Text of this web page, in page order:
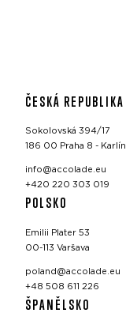
ČESKÁ REPUBLIKA
Sokolovská 394/17
186 00 Praha 8 - Karlín
info@accolade.eu
+420 220 303 019
POLSKO
Emilii Plater 53
00-113 Varšava
poland@accolade.eu
+48 508 611 226
ŠPANĚLSKO